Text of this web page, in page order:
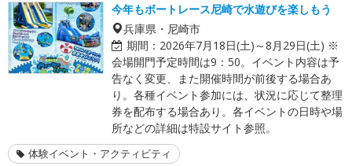
今年もボートレース尼崎で水遊びを楽しもう
兵庫県・尼崎市
期間： 2026年7月18日(土)～8月29日(土) ※
会場開門予定時間は9：50。イベント内容は予
告なく変更、また開催時間が前後する場合あ
り。各種イベント参加には、状況に応じて整理
券を配布する場合あり。各イベントの日時や場
所などの詳細は特設サイト参照。
体験イベント・アクティビティ